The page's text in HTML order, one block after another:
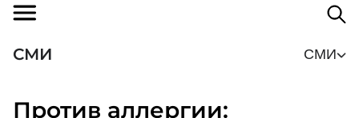
СМИ СМИ
Против аллергии: